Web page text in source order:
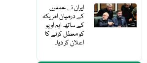
ایران نے حملوں
کے درمیان امریکہ
کے ساتھ ایم او یو
کو معطل کرنے کا
اعلان کر دیا۔